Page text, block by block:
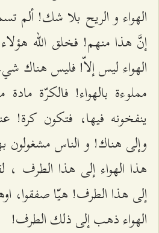
الهواء و الريح بلا شك! ألم
إنَّ هذا منهم! فخلق الله
الهواء ليس إلاّ! فليس هناك
مملوءة بالهواء! فالكرّة
ينفخونه فيها، فتكون كرة!
وإلى هناك! و الناس
هذا الهواء إلى هذا الطرف
إلى هذا الطرف! هيّا صفقوا،
الهواء ذهب إلى ذلك الطرف!